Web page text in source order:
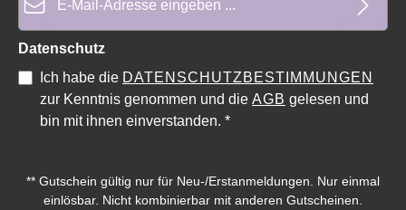
Durchschnittliche Bewertung von 0 von 5 Sternen
Datenschutz
Ich habe die DATENSCHUTZBESTIMMUNGEN
zur Kenntnis genommen und die AGB gelesen und
bin mit ihnen einverstanden. *
** Gutschein gültig nur für Neu-/Erstanmeldungen. Nur einmal
einlösbar. Nicht kombinierbar mit anderen Gutscheinen.